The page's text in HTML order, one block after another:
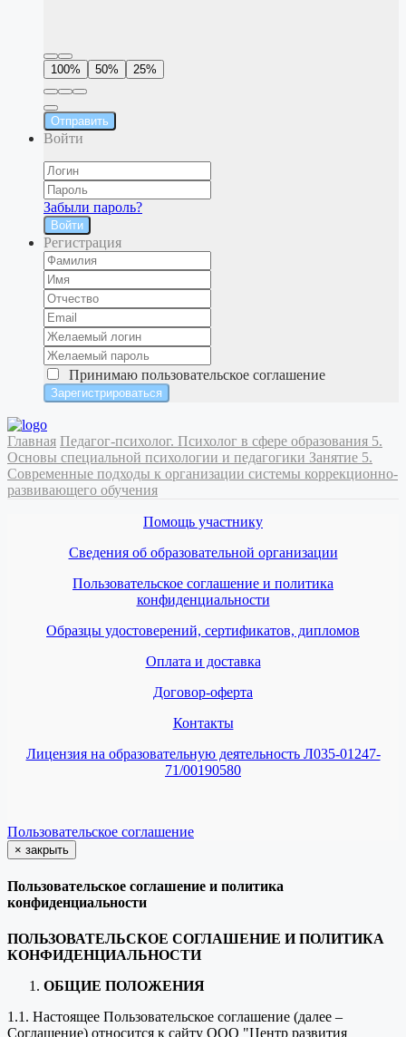
100% 50% 25%
Отправить
Войти
Забыли пароль?
Войти
Регистрация
Принимаю пользовательское соглашение
Главная Педагог-психолог. Психолог в сфере образования 5.
Основы специальной психологии и педагогики Занятие 5.
Современные подходы к организации системы коррекционно-
развивающего обучения
Помощь участнику
Сведения об образовательной организации
Пользовательское соглашение и политика
конфиденциальности
Образцы удостоверений, сертификатов, дипломов
Оплата и доставка
Договор-оферта
Контакты
Лицензия на образовательную деятельность Л035-01247-
71/00190580
Пользовательское соглашение
× закрыть
Пользовательское соглашение и политика
конфиденциальности
ПОЛЬЗОВАТЕЛЬСКОЕ СОГЛАШЕНИЕ И ПОЛИТИКА
КОНФИДЕНЦИАЛЬНОСТИ
ОБЩИЕ ПОЛОЖЕНИЯ
1.1. Настоящее Пользовательское соглашение (далее –
Соглашение) относится к сайту ООО "Центр развития